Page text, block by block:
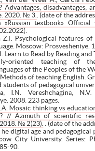
Advantages, disadvantages,
2020. № 3.
. (date of the
«Russian textbook». Official
Z.I. Psychological features
Moscow: Prosvesheniye.
Learn to Read by Reading
oriented teaching of
of the Peoples of the
Methods of teaching English.
students of pedagogical
I.N. Vereshchagina, N.V.
2008. 223 pages.
Mosaic thinking vs
// Azimuth of scientific
№ 2(23).
. (date of the
digital age and
City University. Series:
90.